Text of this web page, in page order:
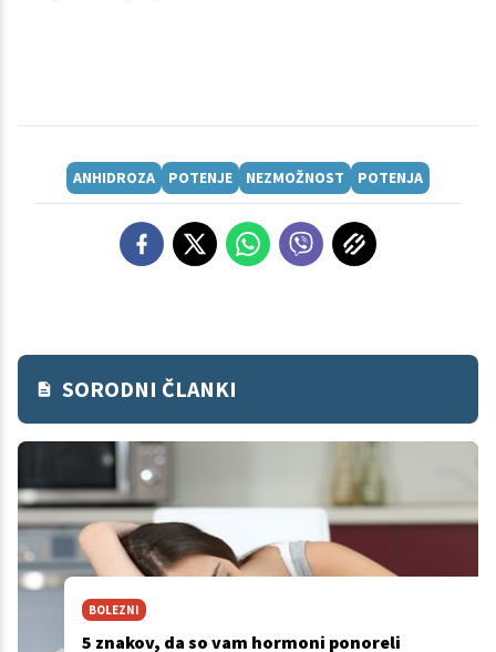
ANHIDROZA POTENJE NEZMOŽNOST POTENJA
SORODNI ČLANKI
BOLEZNI
5 znakov, da so vam hormoni ponoreli